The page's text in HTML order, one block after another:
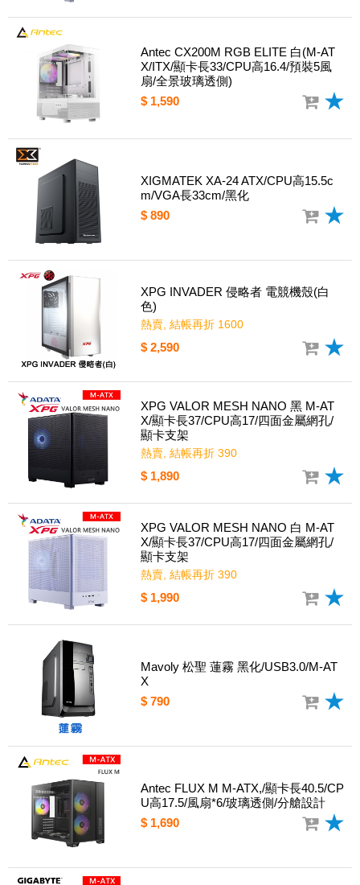
Antec CX200M RGB ELITE 白(M-AT
X/ITX/顯卡長33/CPU高16.4/預裝5風
扇/全景玻璃透側)
$ 1,590
XIGMATEK XA-24 ATX/CPU高15.5c
m/VGA長33cm/黑化
$ 890
XPG INVADER 侵略者 電競機殼(白
色)
熱賣, 結帳再折 1600
$ 2,590
XPG VALOR MESH NANO 黑 M-AT
X/顯卡長37/CPU高17/四面金屬網孔/
顯卡支架
熱賣, 結帳再折 390
$ 1,890
XPG VALOR MESH NANO 白 M-AT
X/顯卡長37/CPU高17/四面金屬網孔/
顯卡支架
熱賣, 結帳再折 390
$ 1,990
Mavoly 松聖 蓮霧 黑化/USB3.0/M-AT
X
$ 790
Antec FLUX M M-ATX,/顯卡長40.5/CP
U高17.5/風扇*6/玻璃透側/分艙設計
$ 1,690